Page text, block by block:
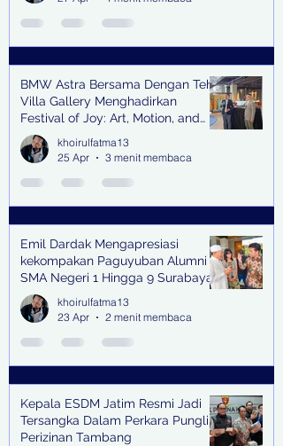
BMW Astra Bersama Dengan Teh
Villa Gallery Menghadirkan
Festival of Joy: Art, Motion, and
Scent
khoirulfatma13
25 Apr
3 menit membaca
Emil Dardak Mengapresiasi
kekompakan Paguyuban Alumni
SMA Negeri 1 Hingga 9 Surabaya
(Pasmanbaya) dalam Kegiatan
Halal Bihalal
khoirulfatma13
23 Apr
2 menit membaca
Kepala ESDM Jatim Resmi Jadi
Tersangka Dalam Perkara Pungli
Perizinan Tambang